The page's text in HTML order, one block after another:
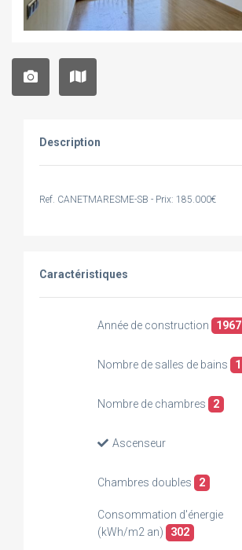
Description
Ref. CANETMARESME-SB - Prix: 185.000€
Caractéristiques
Année de construction 1967
Nombre de salles de bains 1
Nombre de chambres 2
Ascenseur
Chambres doubles 2
Consommation d'énergie
(kWh/m2 an)
302